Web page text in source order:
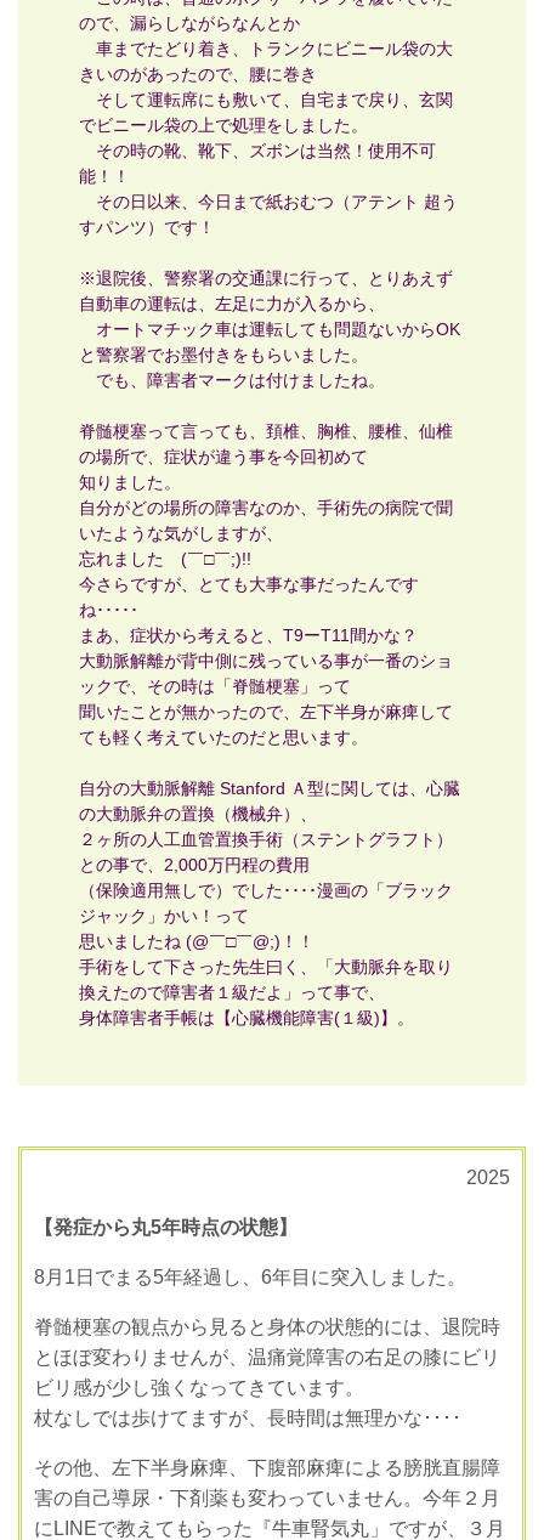
ので、漏らしながらなんとか
車までたどり着き、トランクにビニール袋の大
きいのがあったので、腰に巻き
そして運転席にも敷いて、自宅まで戻り、玄関
でビニール袋の上で処理をしました。
その時の靴、靴下、ズボンは当然！使用不可
能！！
その日以来、今日まで紙おむつ（アテント 超う
すパンツ）です！
※退院後、警察署の交通課に行って、とりあえず
自動車の運転は、左足に力が入るから、
オートマチック車は運転しても問題ないからOK
と警察署でお墨付きをもらいました。
でも、障害者マークは付けましたね。
脊髄梗塞って言っても、頚椎、胸椎、腰椎、仙椎
の場所で、症状が違う事を今回初めて
知りました。
自分がどの場所の障害なのか、手術先の病院で聞
いたような気がしますが、
忘れました (￣□￣;)!!
今さらですが、とても大事な事だったんです
ね･････
まあ、症状から考えると、T9ーT11間かな？
大動脈解離が背中側に残っている事が一番のショ
ックで、その時は「脊髄梗塞」って
聞いたことが無かったので、左下半身が麻痺して
ても軽く考えていたのだと思います。
自分の大動脈解離 Stanford Ａ型に関しては、心臓
の大動脈弁の置換（機械弁）、
２ヶ所の人工血管置換手術（ステントグラフト）
との事で、2,000万円程の費用
（保険適用無しで）でした････漫画の「ブラック
ジャック」かい！って
思いましたね (@￣□￣@;)！！
手術をして下さった先生曰く、「大動脈弁を取り
換えたので障害者１級だよ」って事で、
身体障害者手帳は【心臓機能障害(１級)】。
2025
【発症から丸5年時点の状態】
8月1日でまる5年経過し、6年目に突入しました。
脊髄梗塞の観点から見ると身体の状態的には、退院時
とほぼ変わりませんが、温痛覚障害の右足の膝にビリ
ビリ感が少し強くなってきています。
杖なしでは歩けてますが、長時間は無理かな････
その他、左下半身麻痺、下腹部麻痺による膀胱直腸障
害の自己導尿・下剤薬も変わっていません。今年２月
にLINEで教えてもらった『牛車腎気丸」ですが、３月